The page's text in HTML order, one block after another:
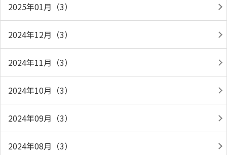
2025年01月（3）
2024年12月（3）
2024年11月（3）
2024年10月（3）
2024年09月（3）
2024年08月（3）